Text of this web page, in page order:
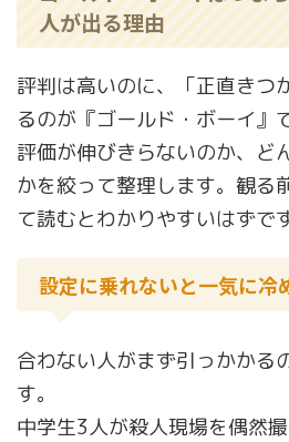
人が出る理由
評判は高いのに、「正直きつ
るのが『ゴールド・ボーイ』
評価が伸びきらないのか、ど
かを絞って整理します。観る
て読むとわかりやすいはずです
設定に乗れないと一気に冷
合わない人がまず引っかかる
す。
中学生3人が殺人現場を偶然